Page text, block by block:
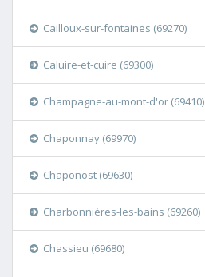
Cailloux-sur-fontaines (69270)
Caluire-et-cuire (69300)
Champagne-au-mont-d'or (69410)
Chaponnay (69970)
Chaponost (69630)
Charbonnières-les-bains (69260)
Chassieu (69680)